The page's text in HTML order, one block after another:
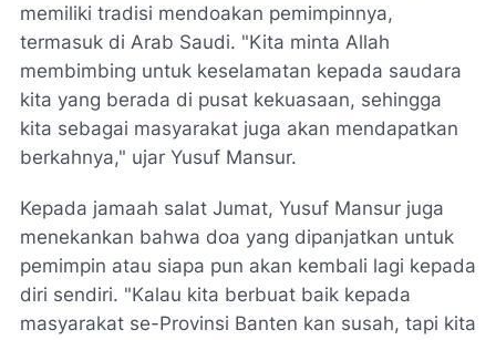
memiliki tradisi mendoakan pemimpinnya,
termasuk di Arab Saudi. "Kita minta Allah
membimbing untuk keselamatan kepada saudara
kita yang berada di pusat kekuasaan, sehingga
kita sebagai masyarakat juga akan mendapatkan
berkahnya," ujar Yusuf Mansur.
Kepada jamaah salat Jumat, Yusuf Mansur juga
menekankan bahwa doa yang dipanjatkan untuk
pemimpin atau siapa pun akan kembali lagi kepada
diri sendiri. "Kalau kita berbuat baik kepada
masyarakat se-Provinsi Banten kan susah, tapi kita